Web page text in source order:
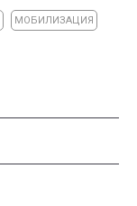
МОБИЛИЗАЦИЯ